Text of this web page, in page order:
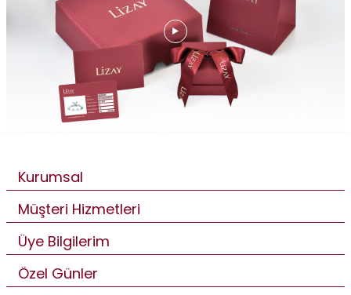
Kurumsal
Müşteri Hizmetleri
Üye Bilgilerim
Özel Günler